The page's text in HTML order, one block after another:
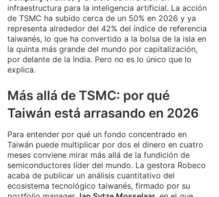
infraestructura para la inteligencia artificial. La acción
de TSMC ha subido cerca de un 50% en 2026 y ya
representa alrededor del 42% del índice de referencia
taiwanés, lo que ha convertido a la bolsa de la isla en
la quinta más grande del mundo por capitalización,
por delante de la India. Pero no es lo único que lo
explica.
Más allá de TSMC: por qué
Taiwán está arrasando en 2026
Para entender por qué un fondo concentrado en
Taiwán puede multiplicar por dos el dinero en cuatro
meses conviene mirar más allá de la fundición de
semiconductores líder del mundo. La gestora Robeco
acaba de publicar un análisis cuantitativo del
ecosistema tecnológico taiwanés, firmado por su